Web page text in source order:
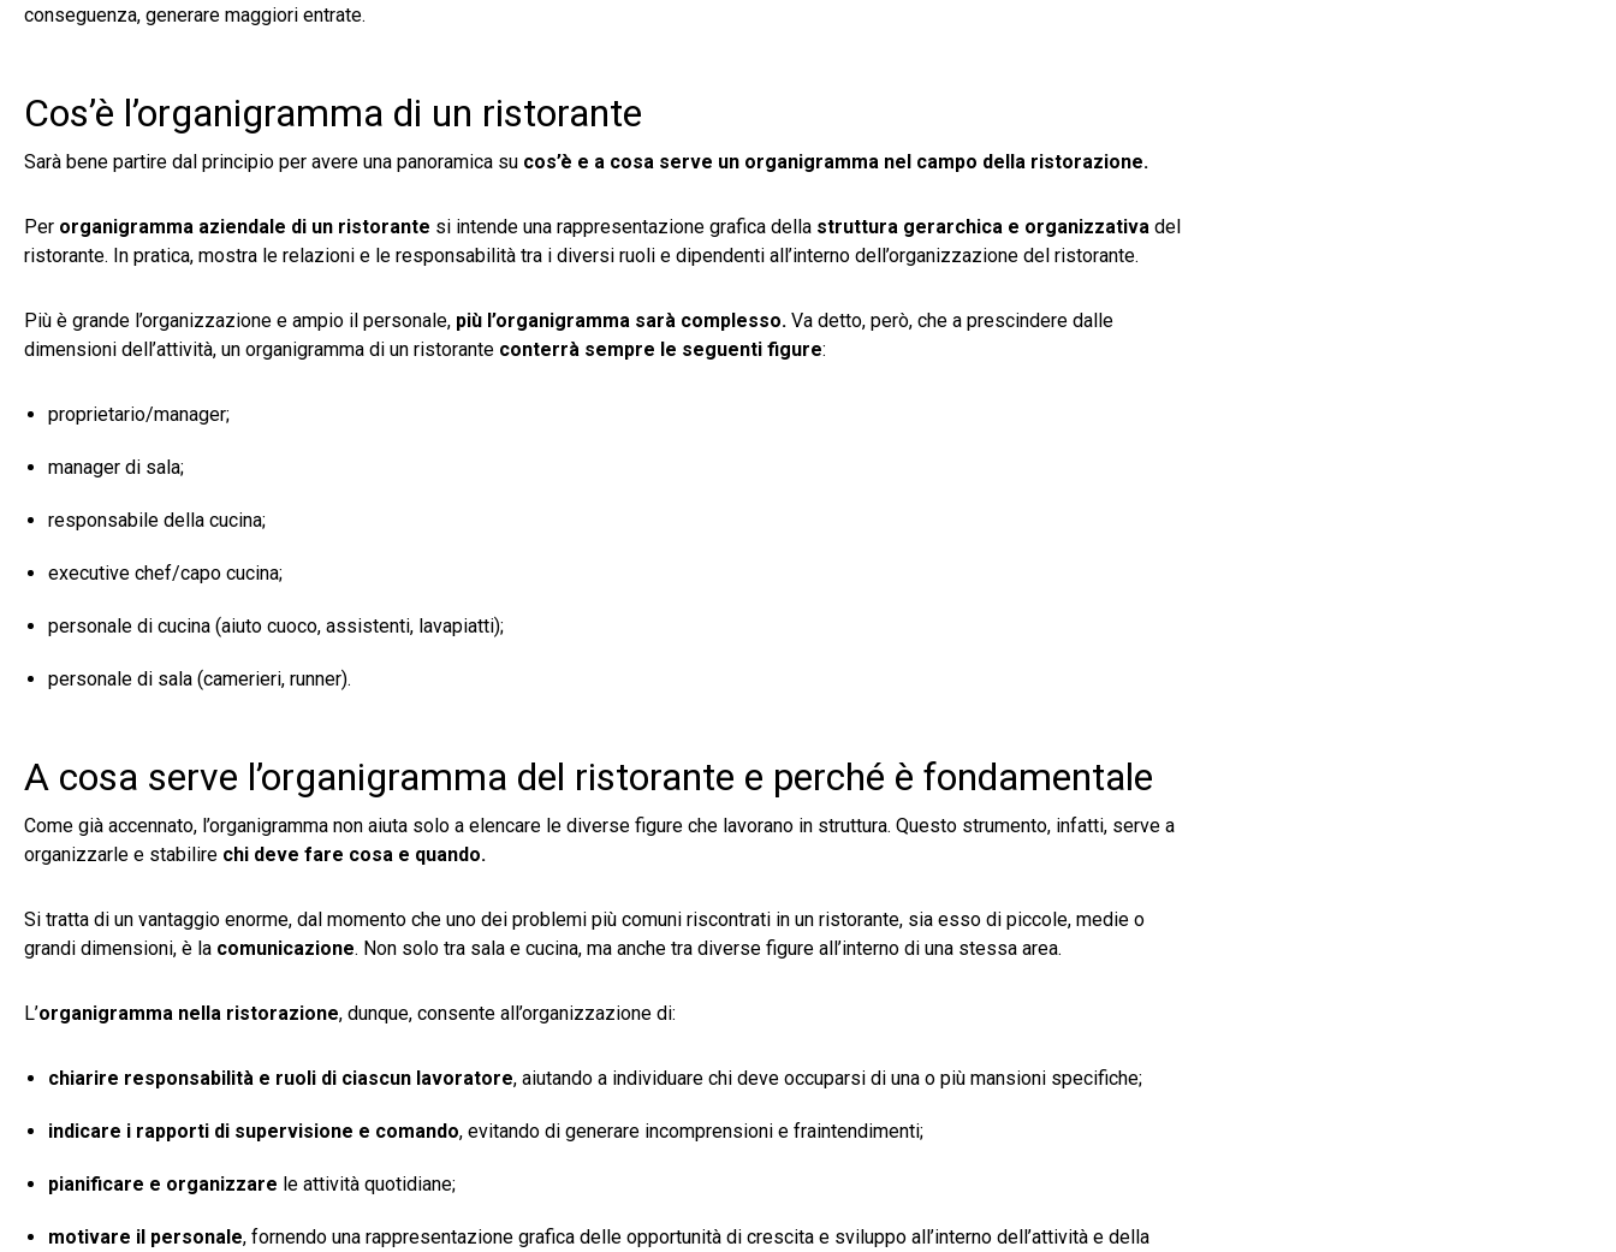
conseguenza, generare maggiori entrate.
Cos’è l’organigramma di un ristorante
Sarà bene partire dal principio per avere una panoramica su cos’è e a cosa serve un organigramma nel campo della ristorazione.
Per organigramma aziendale di un ristorante si intende una rappresentazione grafica della struttura gerarchica e organizzativa del
ristorante. In pratica, mostra le relazioni e le responsabilità tra i diversi ruoli e dipendenti all’interno dell’organizzazione del ristorante.
Più è grande l’organizzazione e ampio il personale, più l’organigramma sarà complesso. Va detto, però, che a prescindere dalle
dimensioni dell’attività, un organigramma di un ristorante conterrà sempre le seguenti figure:
proprietario/manager;
manager di sala;
responsabile della cucina;
executive chef/capo cucina;
personale di cucina (aiuto cuoco, assistenti, lavapiatti);
personale di sala (camerieri, runner).
A cosa serve l’organigramma del ristorante e perché è fondamentale
Come già accennato, l’organigramma non aiuta solo a elencare le diverse figure che lavorano in struttura. Questo strumento, infatti, serve a
organizzarle e stabilire chi deve fare cosa e quando.
Si tratta di un vantaggio enorme, dal momento che uno dei problemi più comuni riscontrati in un ristorante, sia esso di piccole, medie o
grandi dimensioni, è la comunicazione. Non solo tra sala e cucina, ma anche tra diverse figure all’interno di una stessa area.
L’organigramma nella ristorazione, dunque, consente all’organizzazione di:
chiarire responsabilità e ruoli di ciascun lavoratore, aiutando a individuare chi deve occuparsi di una o più mansioni specifiche;
indicare i rapporti di supervisione e comando, evitando di generare incomprensioni e fraintendimenti;
pianificare e organizzare le attività quotidiane;
motivare il personale, fornendo una rappresentazione grafica delle opportunità di crescita e sviluppo all’interno dell’attività e della